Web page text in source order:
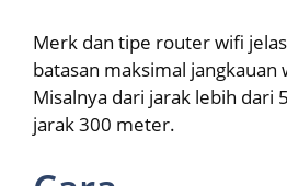
Merk dan tipe router wifi
batasan maksimal jangkauan
Misalnya dari jarak lebih dari
jarak 300 meter.